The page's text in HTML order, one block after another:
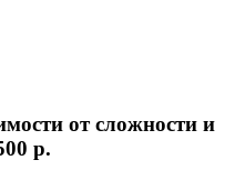
от сложности и
p.